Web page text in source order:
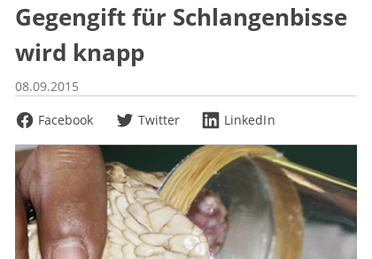
Gegengift für Schlangenbisse
wird knapp
08.09.2015
Facebook
Twitter LinkedIn